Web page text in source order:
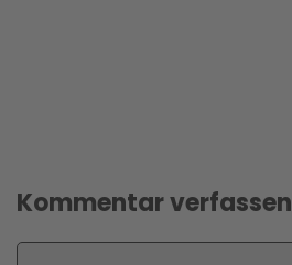
Kommentar verfassen